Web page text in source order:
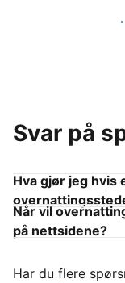
Gjør som
Svar på
Hva gjør jeg hvis
Når vil
på nettsidene?
Har du flere